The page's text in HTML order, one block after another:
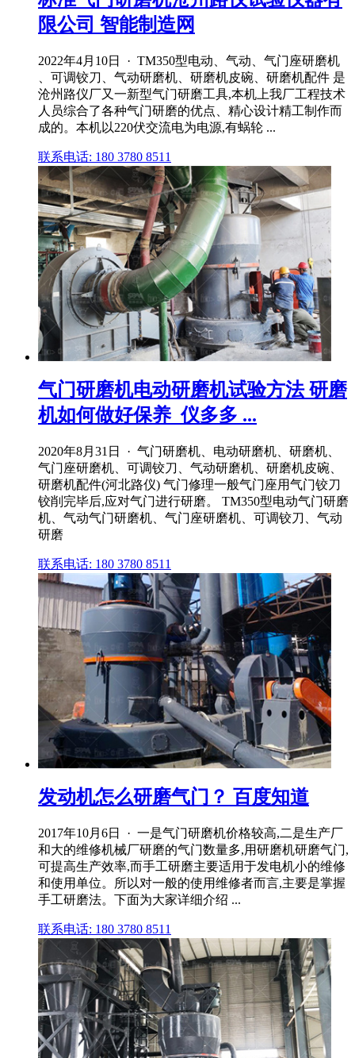
限公司 智能制造网
2022年4月10日 · TM350型电动、气动、气门座研磨机
、可调铰刀、气动研磨机、研磨机皮碗、研磨机配件 是
沧州路仪厂又一新型气门研磨工具,本机上我厂工程技术
人员综合了各种气门研磨的优点、精心设计精工制作而
成的。本机以220伏交流电为电源,有蜗轮 ...
联系电话: 180 3780 8511
气门研磨机电动研磨机试验方法 研磨
机如何做好保养_仪多多 ...
2020年8月31日 · 气门研磨机、电动研磨机、研磨机、
气门座研磨机、可调铰刀、气动研磨机、研磨机皮碗、
研磨机配件(河北路仪) 气门修理一般气门座用气门铰刀
铰削完毕后,应对气门进行研磨。 TM350型电动气门研磨
机、气动气门研磨机、气门座研磨机、可调铰刀、气动
研磨
联系电话: 180 3780 8511
发动机怎么研磨气门？ 百度知道
2017年10月6日 · 一是气门研磨机价格较高,二是生产厂
和大的维修机械厂研磨的气门数量多,用研磨机研磨气门,
可提高生产效率,而手工研磨主要适用于发电机小的维修
和使用单位。所以对一般的使用维修者而言,主要是掌握
手工研磨法。下面为大家详细介绍 ...
联系电话: 180 3780 8511